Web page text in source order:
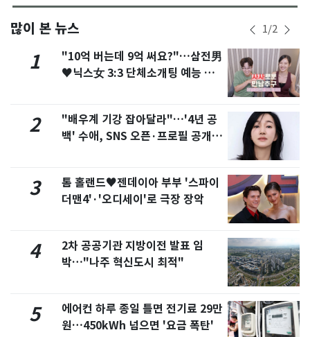
많이 본 뉴스 1/2
1
"10억 버는데 9억 써요?"…삼전男
♥닉스女 3:3 단체소개팅 예능 화
2
"배우계 기강 잡아달라"…'4년 공
백' 수애, SNS 오픈·프로필 공개
3
톰 홀랜드♥젠데이아 부부 '스파이
더맨4'·'오디세이'로 극장 장악
4
2차 공공기관 지방이전 발표 임
박…"나주 혁신도시 최적"
5
에어컨 하루 종일 틀면 전기료 29만
원…450kWh 넘으면 '요금 폭탄'